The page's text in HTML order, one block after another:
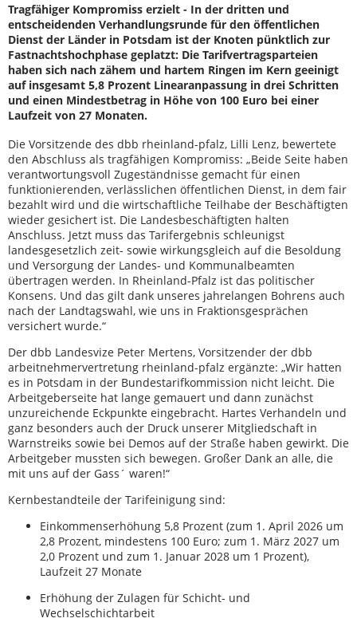
Tragfähiger Kompromiss erzielt - In der dritten und
entscheidenden Verhandlungsrunde für den öffentlichen
Dienst der Länder in Potsdam ist der Knoten pünktlich zur
Fastnachtshochphase geplatzt: Die Tarifvertragsparteien
haben sich nach zähem und hartem Ringen im Kern geeinigt
auf insgesamt 5,8 Prozent Linearanpassung in drei Schritten
und einen Mindestbetrag in Höhe von 100 Euro bei einer
Laufzeit von 27 Monaten.
Die Vorsitzende des dbb rheinland-pfalz, Lilli Lenz, bewertete
den Abschluss als tragfähigen Kompromiss: „Beide Seite haben
verantwortungsvoll Zugeständnisse gemacht für einen
funktionierenden, verlässlichen öffentlichen Dienst, in dem fair
bezahlt wird und die wirtschaftliche Teilhabe der Beschäftigten
wieder gesichert ist. Die Landesbeschäftigten halten
Anschluss. Jetzt muss das Tarifergebnis schleunigst
landesgesetzlich zeit- sowie wirkungsgleich auf die Besoldung
und Versorgung der Landes- und Kommunalbeamten
übertragen werden. In Rheinland-Pfalz ist das politischer
Konsens. Und das gilt dank unseres jahrelangen Bohrens auch
nach der Landtagswahl, wie uns in Fraktionsgesprächen
versichert wurde.“
Der dbb Landesvize Peter Mertens, Vorsitzender der dbb
arbeitnehmervertretung rheinland-pfalz ergänzte: „Wir hatten
es in Potsdam in der Bundestarifkommission nicht leicht. Die
Arbeitgeberseite hat lange gemauert und dann zunächst
unzureichende Eckpunkte eingebracht. Hartes Verhandeln und
ganz besonders auch der Druck unserer Mitgliedschaft in
Warnstreiks sowie bei Demos auf der Straße haben gewirkt. Die
Arbeitgeber mussten sich bewegen. Großer Dank an alle, die
mit uns auf der Gass´ waren!“
Kernbestandteile der Tarifeinigung sind:
Einkommenserhöhung 5,8 Prozent (zum 1. April 2026 um
2,8 Prozent, mindestens 100 Euro; zum 1. März 2027 um
2,0 Prozent und zum 1. Januar 2028 um 1 Prozent),
Laufzeit 27 Monate
Erhöhung der Zulagen für Schicht- und
Wechselschichtarbeit